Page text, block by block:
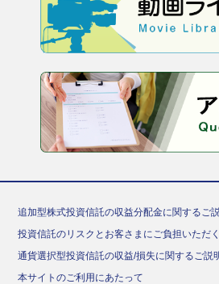
追加型株式投資信託の収益分配金に関するご
投資信託のリスクとお客さまにご負担いただ
通貨選択型投資信託の収益/損失に関するご説
本サイトのご利用にあたって